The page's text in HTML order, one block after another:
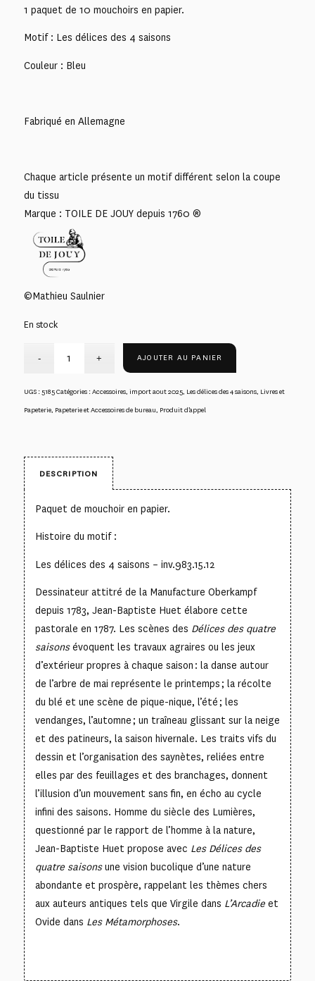
1 paquet de 10 mouchoirs en papier.
Motif : Les délices des 4 saisons
Couleur : Bleu
Fabriqué en Allemagne
Chaque article présente un motif différent selon la coupe
du tissu
Marque : TOILE DE JOUY depuis 1760 ®
©Mathieu Saulnier
En stock
AJOUTER AU PANIER
UGS : 5185Catégories :Accessoires, import aout 2025, Les délices des 4 saisons, Livres et
Papeterie, Papeterie et Accessoires de bureau Produit d’appel
DESCRIPTION
Paquet de mouchoir en papier.
Histoire du motif :
Les délices des 4 saisons – inv.983.15.12
Dessinateur attitré de la Manufacture Oberkampf
depuis 1783, Jean-Baptiste Huet élabore cette
pastorale en 1787. Les scènes des Délices des quatre
saisonsévoquent les travaux agraires ou les jeux
d’extérieur propres à chaque saison : la danse autour
de l’arbre de mai représente le printemps ; la récolte
du blé et une scène de pique-nique, l’été ; les
vendanges, l’automne ; un traîneau glissant sur la neige
et des patineurs, la saison hivernale. Les traits vifs du
dessin et l’organisation des saynètes, reliées entre
elles par des feuillages et des branchages, donnent
l’illusion d’un mouvement sans fin, en écho au cycle
infini des saisons. Homme du siècle des Lumières,
questionné par le rapport de l’homme à la nature,
Jean-Baptiste Huet propose avec Les Délices des
quatre saisonsune vision bucolique d’une nature
abondante et prospère, rappelant les thèmes chers
aux auteurs antiques tels que Virgile dans L’Arcadieet
Ovide dans Les Métamorphoses.